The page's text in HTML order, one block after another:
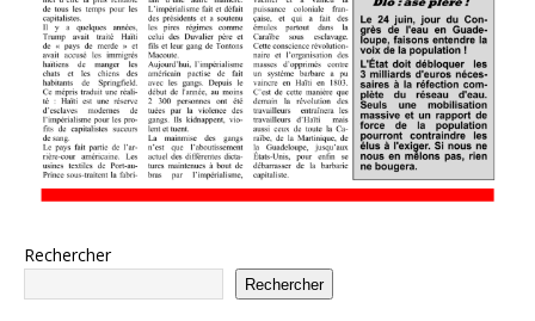
Rechercher
Rechercher